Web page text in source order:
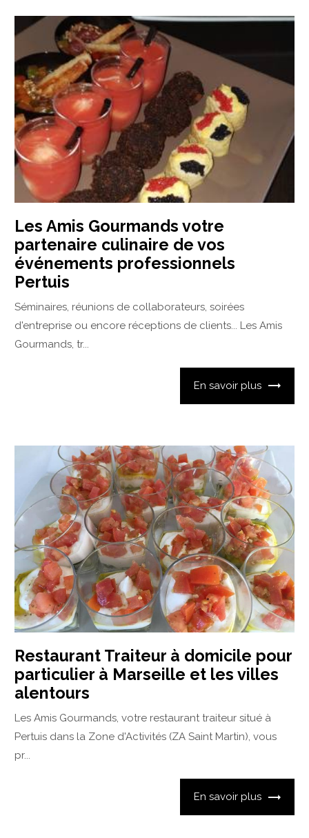
Les Amis Gourmands votre
partenaire culinaire de vos
événements professionnels
Pertuis
Séminaires, réunions de collaborateurs, soirées
d'entreprise ou encore réceptions de clients... Les Amis
Gourmands, tr...
En savoir plus
Restaurant Traiteur à domicile pour
particulier à Marseille et les villes
alentours
Les Amis Gourmands, votre restaurant traiteur situé à
Pertuis dans la Zone d'Activités (ZA Saint Martin), vous
pr...
En savoir plus